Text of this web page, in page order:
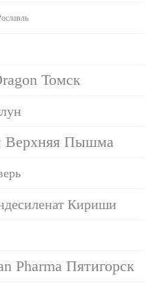
Томск
Верхняя Пышма
Кириши
Pharma Пятигорск